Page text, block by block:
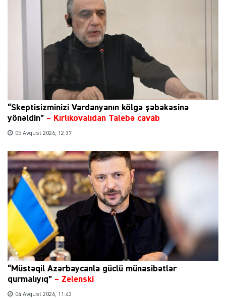
“Skeptisizminizi Vardanyanın kölgə şəbəkəsinə
yönəldin” – Kırlıkovalıdan Talebə cavab
05 Avqust 2026, 12:37
“Müstəqil Azərbaycanla güclü münasibətlər
qurmalıyıq” – Zelenski
04 Avqust 2026, 11:43